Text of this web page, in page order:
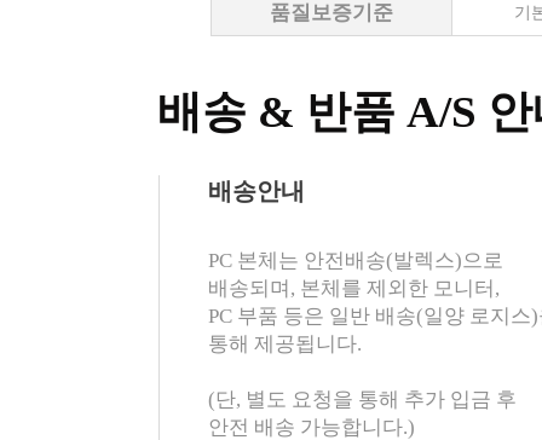
배송 & 반품 A/S
PC 본체는 안전배송(발렉스)으로
배송되며, 본체를 제외한 모니터,
PC 부품 등은 일반 배송(일양 로지스
통해 제공됩니다.
(단, 별도 요청을 통해 추가 입금 후
안전 배송 가능합니다.)
배송안내
품질보증기준
기